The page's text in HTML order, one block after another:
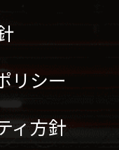
リシー
ィ方針